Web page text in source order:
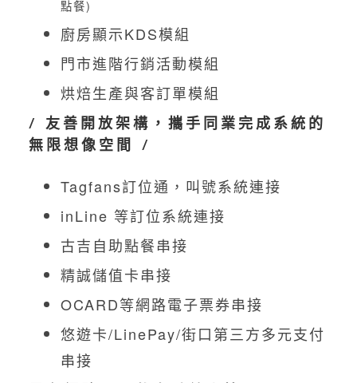
點餐)
廚房顯示KDS模組
門市進階行銷活動模組
烘焙生產與客訂單模組
/ 友善開放架構，攜手同業完成系統的
無限想像空間 /
Tagfans訂位通，叫號系統連接
inLine 等訂位系統連接
古吉自助點餐串接
精誠儲值卡串接
OCARD等網路電子票券串接
悠遊卡/LinePay/街口第三方多元支付
串接